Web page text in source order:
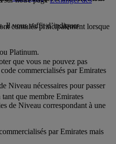
Il vous suffit d’indiquer
cumulés principalement lorsque
Platinum.
Niveau nécessaires pour passer
que vous ne pouvez pas
commercialisés par Emirates
que membre Emirates
de Niveau correspondant à une
par Emirates mais